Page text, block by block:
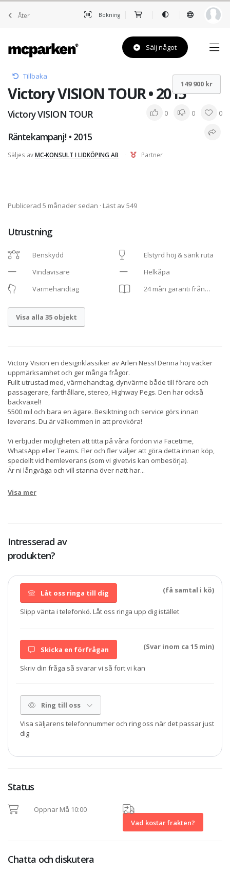
Åter Bokning
Sälj något
Tillbaka
Victory VISION TOUR • 2015
Victory VISION TOUR
Räntekampanj! • 2015
0 0 0
Säljes avMC-KONSULT I LIDKÖPING AB · Partner
149 900 kr
Publicerad 5 månader sedan · Läst av 549
Utrustning
Benskydd
Elstyrd höj & sänk ruta
Vindavisare
Helkåpa
Värmehandtag
24 mån garanti från
Visa alla 35 objekt
Victory Vision en designklassiker av Arlen Ness! Denna hoj väcker
uppmärksamhet och ger många frågor.
Fullt utrustad med, värmehandtag, dynvärme både till förare och
passagerare, farthållare, stereo, Highway Pegs. Den har också
backväxel!
5500 mil och bara en ägare. Besiktning och service görs innan
leverans. Du är välkommen in att provköra!
Vi erbjuder möjligheten att titta på våra fordon via Facetime,
WhatsApp eller Teams. Fler och fler väljer att göra detta innan köp,
speciellt vid hemleverans (som vi givetvis kan ombesörja).
Är ni långväga och vill stanna över natt har...
Visa mer
Intresserad av
produkten?
Låt oss ringa till dig (få samtal i kö)
Slipp vänta i telefonkö. Låt oss ringa upp dig istället
Skicka en förfrågan (Svar inom ca 15 min)
Skriv din fråga så svarar vi så fort vi kan
Ring till oss
Visa säljarens telefonnummer och ring oss när det passar just
dig
Status
Öppnar Må 10:00
Vad kostar frakten?
Chatta och diskutera